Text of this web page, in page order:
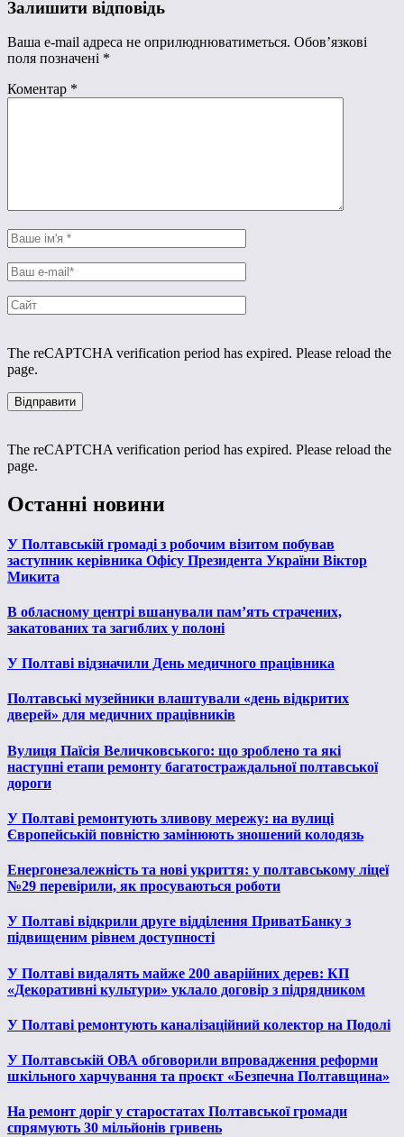
Залишити відповідь
Ваша e-mail адреса не оприлюднюватиметься. Обов’язкові
поля позначені *
Коментар *
The reCAPTCHA verification period has expired. Please reload the
page.
The reCAPTCHA verification period has expired. Please reload the
page.
Останні новини
У Полтавській громаді з робочим візитом побував
заступник керівника Офісу Президента України Віктор
Микита
В обласному центрі вшанували пам’ять страчених,
закатованих та загиблих у полоні
У Полтаві відзначили День медичного працівника
Полтавські музейники влаштували «день відкритих
дверей» для медичних працівників
Вулиця Паїсія Величковського: що зроблено та які
наступні етапи ремонту багатостраждальної полтавської
дороги
У Полтаві ремонтують зливову мережу: на вулиці
Європейській повністю замінюють зношений колодязь
Енергонезалежність та нові укриття: у полтавському ліцеї
№29 перевірили, як просуваються роботи
У Полтаві відкрили друге відділення ПриватБанку з
підвищеним рівнем доступності
У Полтаві видалять майже 200 аварійних дерев: КП
«Декоративні культури» уклало договір з підрядником
У Полтаві ремонтують каналізаційний колектор на Подолі
У Полтавській ОВА обговорили впровадження реформи
шкільного харчування та проєкт «Безпечна Полтавщина»
На ремонт доріг у старостатах Полтавської громади
спрямують 30 мільйонів гривень